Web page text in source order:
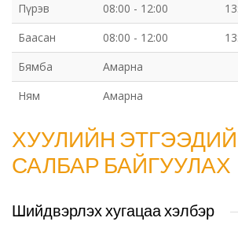
Пүрэв
08:00 - 12:00
Баасан
08:00 - 12:00
Бямба
Амарна
Ням
Амарна
ХУУЛИЙН
САЛБАР БАЙГУУЛАХ
Шийдвэрлэх хугацаа хэлбэр